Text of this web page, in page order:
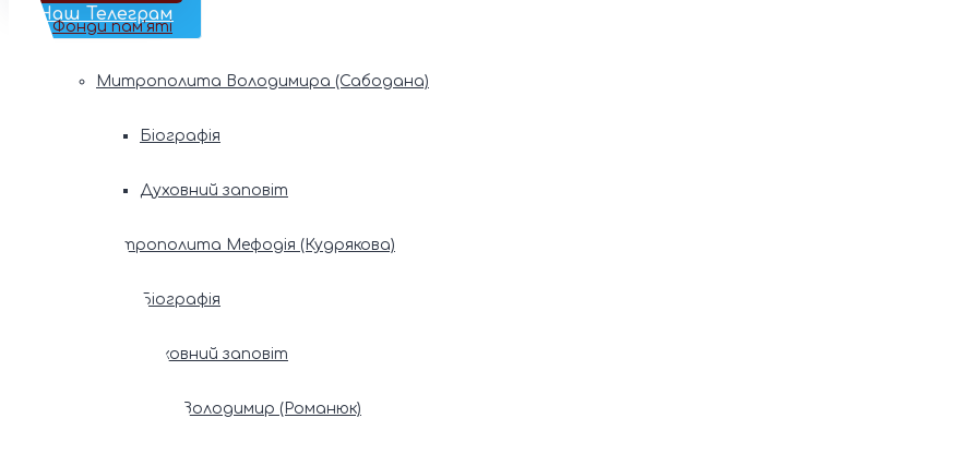
Наш Телеграм
Фонди пам’яті
Митрополита Володимира (Сабодана)
Біографія
Духовний заповіт
Митрополита Мефодія (Кудрякова)
Біографія
Духовний заповіт
Патріарх Володимир (Романюк)